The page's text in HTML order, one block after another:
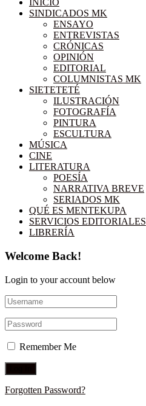
INICIO
SINDICADOS MK
ENSAYO
ENTREVISTAS
CRÓNICAS
OPINIÓN
EDITORIAL
COLUMNISTAS MK
SIETETETÉ
ILUSTRACIÓN
FOTOGRAFÍA
PINTURA
ESCULTURA
MÚSICA
CINE
LITERATURA
POESÍA
NARRATIVA BREVE
SERIADOS MK
QUÉ ES MENTEKUPA
SERVICIOS EDITORIALES
LIBRERÍA
Welcome Back!
Login to your account below
Remember Me
Forgotten Password?